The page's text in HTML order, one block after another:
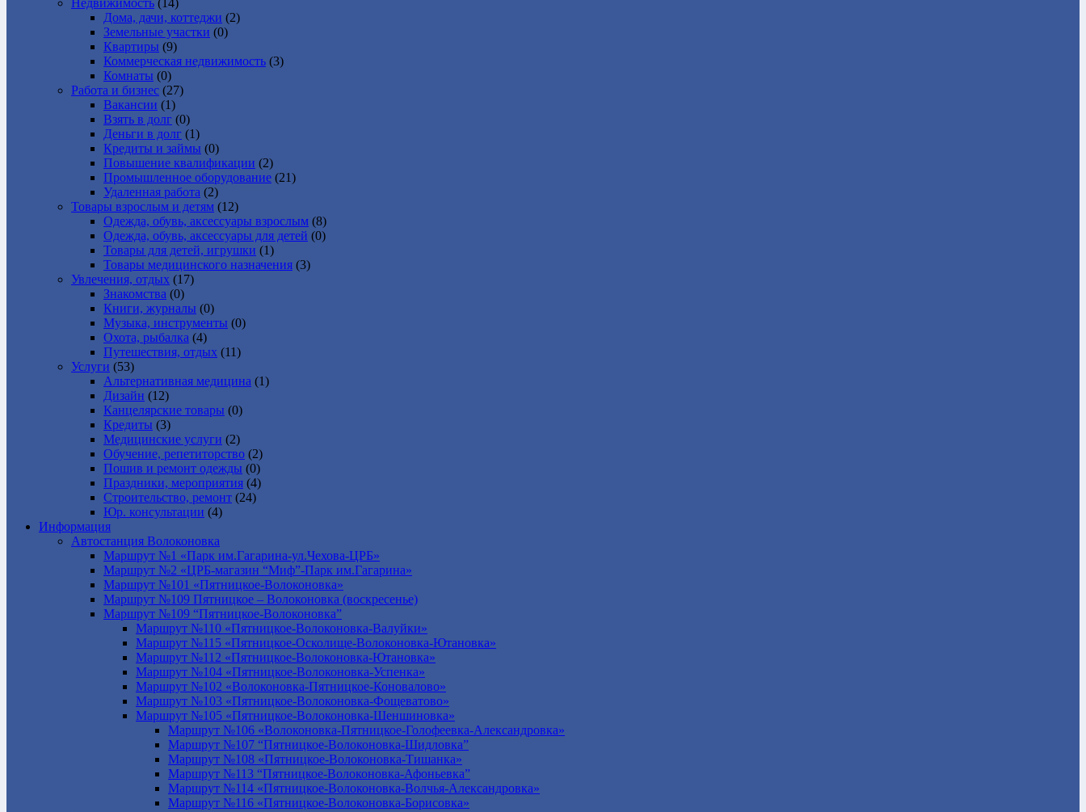
Недвижимость (14)
Дома, дачи, коттеджи (2)
Земельные участки (0)
Квартиры (9)
Коммерческая недвижимость (3)
Комнаты (0)
Работа и бизнес (27)
Вакансии (1)
Взять в долг (0)
Деньги в долг (1)
Кредиты и займы (0)
Повышение квалификации (2)
Промышленное оборудование (21)
Удаленная работа (2)
Товары взрослым и детям (12)
Одежда, обувь, аксессуары взрослым (8)
Одежда, обувь, аксессуары для детей (0)
Товары для детей, игрушки (1)
Товары медицинского назначения (3)
Увлечения, отдых (17)
Знакомства (0)
Книги, журналы (0)
Музыка, инструменты (0)
Охота, рыбалка (4)
Путешествия, отдых (11)
Услуги (53)
Альтернативная медицина (1)
Дизайн (12)
Канцелярские товары (0)
Кредиты (3)
Медицинские услуги (2)
Обучение, репетиторство (2)
Пошив и ремонт одежды (0)
Праздники, мероприятия (4)
Строительство, ремонт (24)
Юр. консультации (4)
Информация
Автостанция Волоконовка
Маршрут №1 «Парк им.Гагарина-ул.Чехова-ЦРБ»
Маршрут №2 «ЦРБ-магазин “Миф”-Парк им.Гагарина»
Маршрут №101 «Пятницкое-Волоконовка»
Маршрут №109 Пятницкое – Волоконовка (воскресенье)
Маршрут №109 “Пятницкое-Волоконовка”
Маршрут №110 «Пятницкое-Волоконовка-Валуйки»
Маршрут №115 «Пятницкое-Осколище-Волоконовка-Ютановка»
Маршрут №112 «Пятницкое-Волоконовка-Ютановка»
Маршрут №104 «Пятницкое-Волоконовка-Успенка»
Маршрут №102 «Волоконовка-Пятницкое-Коновалово»
Маршрут №103 «Пятницкое-Волоконовка-Фощеватово»
Маршрут №105 «Пятницкое-Волоконовка-Шеншиновка»
Маршрут №106 «Волоконовка-Пятницкое-Голофеевка-Александровка»
Маршрут №107 “Пятницкое-Волоконовка-Шидловка”
Маршрут №108 «Пятницкое-Волоконовка-Тишанка»
Маршрут №113 “Пятницкое-Волоконовка-Афоньевка”
Маршрут №114 «Пятницкое-Волоконовка-Волчья-Александровка»
Маршрут №116 «Пятницкое-Волоконовка-Борисовка»